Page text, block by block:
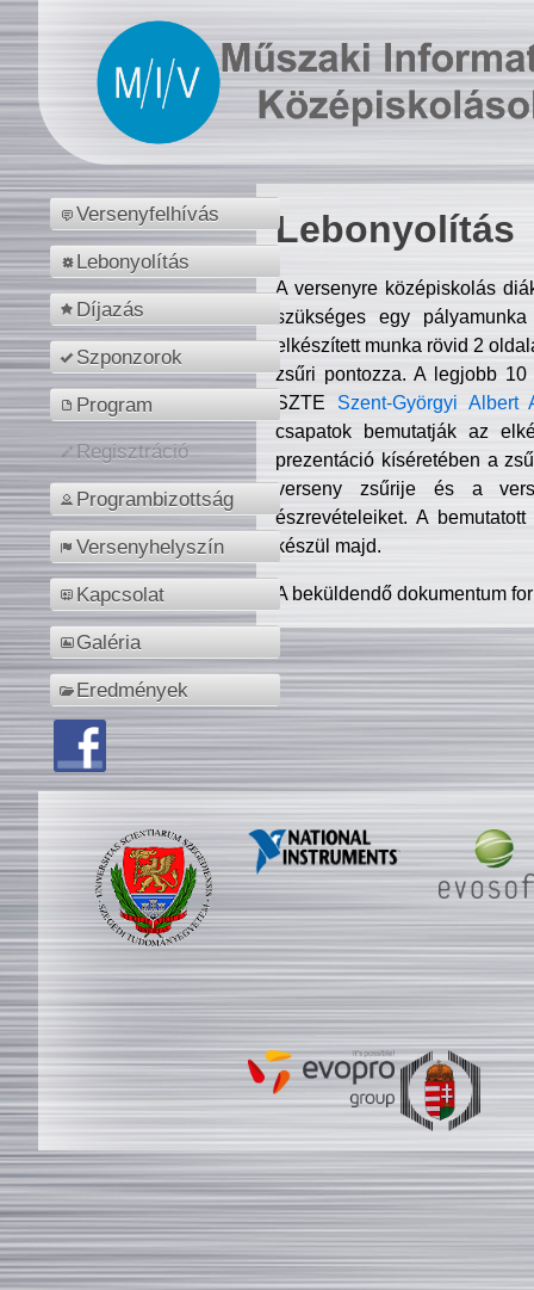
Versenyfelhívás
Lebonyolítás
Díjazás
Szponzorok
Program
Regisztráció
Programbizottság
Versenyhelyszín
Kapcsolat
Galéria
Eredmények
Lebonyolítás
A versenyre középiskolás
szükséges egy
elkészített munka rövid 2
zsűri pontozza. A legjobb
SZTE Szent-Györgyi Albert
csapatok bemutatják az
prezentáció kíséretében a
verseny zsűrije és a
észrevételeiket. A
készül majd.
A beküldendő dokumentum